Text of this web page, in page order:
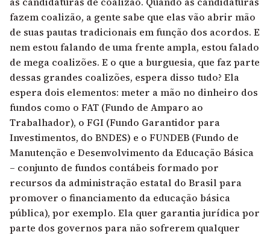
fazem coalizão, a gente sabe que elas vão abrir mão
de suas pautas tradicionais em função dos acordos. E
nem estou falando de uma frente ampla, estou falado
de mega coalizões. E o que a burguesia, que faz parte
dessas grandes coalizões, espera disso tudo? Ela
espera dois elementos: meter a mão no dinheiro dos
fundos como o FAT (Fundo de Amparo ao
Trabalhador), o FGI (Fundo Garantidor para
Investimentos, do BNDES) e o FUNDEB (Fundo de
Manutenção e Desenvolvimento da Educação Básica
– conjunto de fundos contábeis formado por
recursos da administração estatal do Brasil para
promover o financiamento da educação básica
pública), por exemplo. Ela quer garantia jurídica por
parte dos governos para não sofrerem qualquer